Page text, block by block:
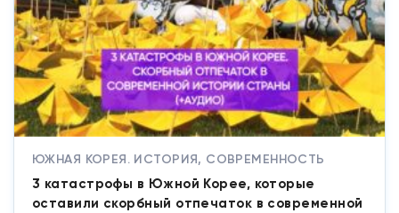
ЮЖНАЯ КОРЕЯ. ИСТОРИЯ, СОВРЕМЕННОСТЬ
3 катастрофы в Южной Корее, которые
оставили скорбный отпечаток в современной